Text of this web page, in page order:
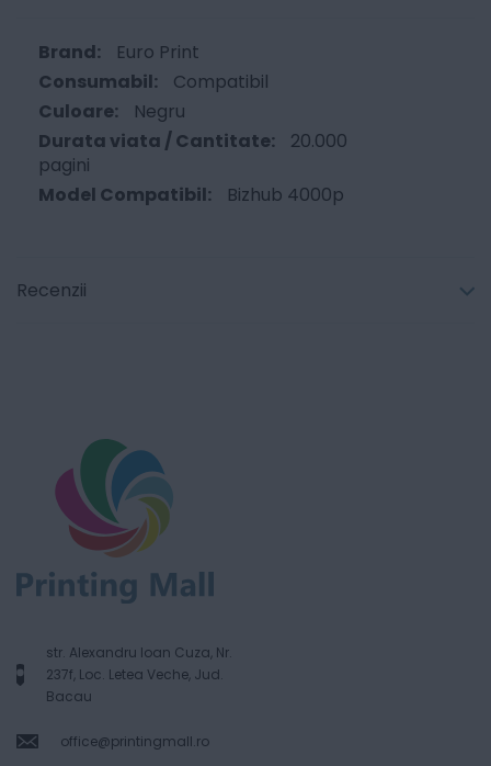
Euro Print
Compatibil
Negru
20.000
pagini
Bizhub 4000p
Recenzii
str. Alexandru Ioan Cuza, Nr.
237f, Loc. Letea Veche, Jud.
Bacau
office@printingmall.ro